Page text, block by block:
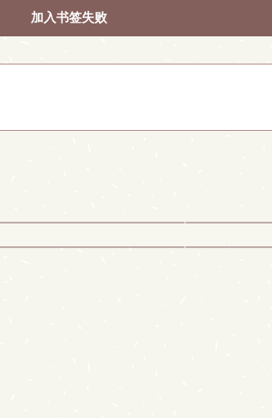
加入书签失败